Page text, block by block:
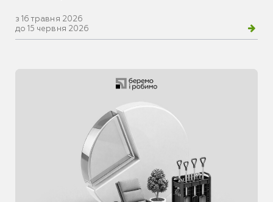
з 16 травня 2026
до 15 червня 2026